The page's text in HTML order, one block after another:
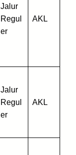
Jalur
Regul
er
AKL
Jalur
Regul
er
AKL